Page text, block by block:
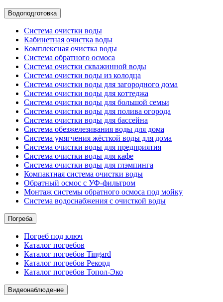
Водоподготовка
Система очистки воды
Кабинетная очистка воды
Комплексная очистка воды
Система обратного осмоса
Система очистки скважинной воды
Система очистки воды из колодца
Система очистки воды для загородного дома
Система очистки воды для коттеджа
Система очистки воды для большой семьи
Система очистки воды для полива огорода
Система очистки воды для бассейна
Система обезжелезивания воды для дома
Система умягчения жёсткой воды для дома
Система очистки воды для предприятия
Система очистки воды для кафе
Система очистки воды для глэмпинга
Компактная система очистки воды
Обратный осмос c УФ-фильтром
Монтаж системы обратного осмоса под мойку
Система водоснабжения с очисткой воды
Погреба
Погреб под ключ
Каталог погребов
Каталог погребов Tingard
Каталог погребов Рекорд
Каталог погребов Топол-Эко
Видеонаблюдение